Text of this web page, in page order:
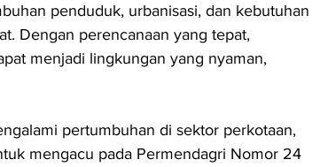
penduduk, urbanisasi, dan kebutuhan
Dengan perencanaan yang tepat,
menjadi lingkungan yang nyaman,
pertumbuhan di sektor perkotaan,
mengacu pada Permendagri Nomor 24